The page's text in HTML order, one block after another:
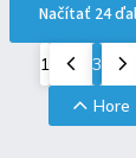
Načítať 24
1 3
Hore